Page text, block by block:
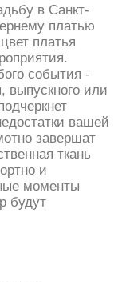
в Санкт-
платью
платья
события -
выпускного или
вашей
завершат
ткань
и
моменты
будут